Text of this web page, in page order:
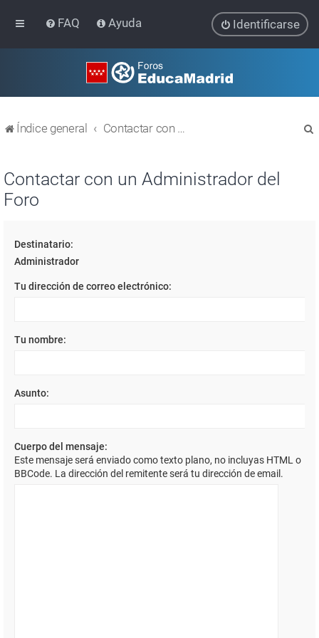
FAQ Ayuda Identificarse
Índice general Contactar con un Administrador del Foro
Contactar con un Administrador del
Foro
Destinatario:
Administrador
Tu dirección de correo electrónico:
Tu nombre:
Asunto:
Cuerpo del mensaje:
Este mensaje será enviado como texto plano, no incluyas HTML o
BBCode. La dirección del remitente será tu dirección de email.